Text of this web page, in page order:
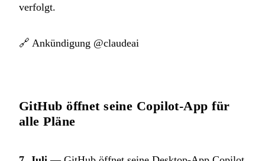
verfolgt.
🔗 Ankündigung @claudeai
GitHub öffnet seine Copilot-App für
alle Pläne